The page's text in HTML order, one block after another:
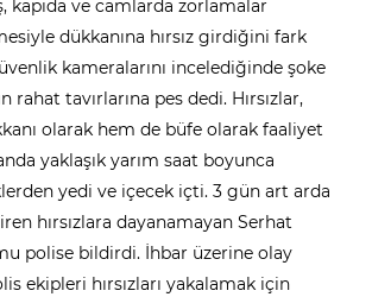
kapıda ve camlarda zorlamalar
dükkanına hırsız girdiğini fark
kameralarını incelediğinde şoke
rahat tavırlarına pes dedi. Hırsızlar,
olarak hem de büfe olarak faaliyet
yaklaşık yarım saat boyunca
yedi ve içecek içti. 3 gün art arda
hırsızlara dayanamayan Serhat
polise bildirdi. İhbar üzerine olay
ekipleri hırsızları yakalamak için